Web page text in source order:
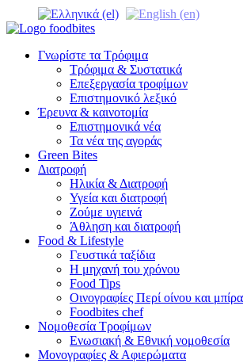
Γνωρίστε τα Τρόφιμα
Τρόφιμα & Συστατικά
Επεξεργασία τροφίμων
Επιστημονικό λεξικό
Έρευνα & καινοτομία
Επιστημονικά νέα
Τα νέα της αγοράς
Green Bites
Διατροφή
Ηλικία & Διατροφή
Υγεία και διατροφή
Ζούμε υγιεινά
Άθληση και διατροφή
Food & Lifestyle
Γευστικά ταξίδια
Η μηχανή του χρόνου
Food Tips
Οινογραφίες Περί οίνου και
Foodbites chef
Νομοθεσία Τροφίμων
Ενωσιακή & Εθνική νομοθεσία
Μονογραφίες & Αφιερώματα